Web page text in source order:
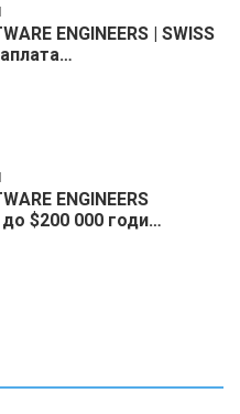
ENGINEERS | SWISS
ENGINEERS
$200 000 годи…